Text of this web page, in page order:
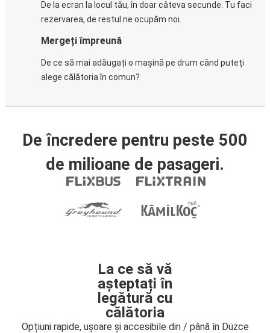
De la ecran la locul tău, în doar câteva secunde. Tu faci
rezervarea, de restul ne ocupăm noi.
Mergeți împreună
De ce să mai adăugați o mașină pe drum când puteți
alege călătoria în comun?
De încredere pentru peste 500
de milioane de pasageri.
La ce să vă
așteptați în
legătură cu
călătoria
Opțiuni rapide, ușoare și accesibile din / până în Düzce